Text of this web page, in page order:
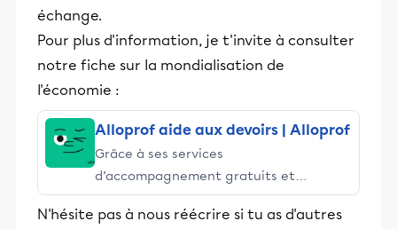
échange.
Pour plus d'information, je t'invite à consulter
notre fiche sur la mondialisation de
l'économie :
Alloprof aide aux devoirs | Alloprof
Grâce à ses services
d’accompagnement gratuits et
stimulants, Alloprof engage les élèves
et leurs parents dans la réussite
N'hésite pas à nous réécrire si tu as d'autres